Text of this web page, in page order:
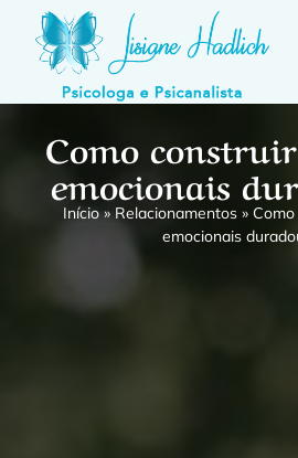
Como
emocionais
Início» Relacionamentos»
emocionais